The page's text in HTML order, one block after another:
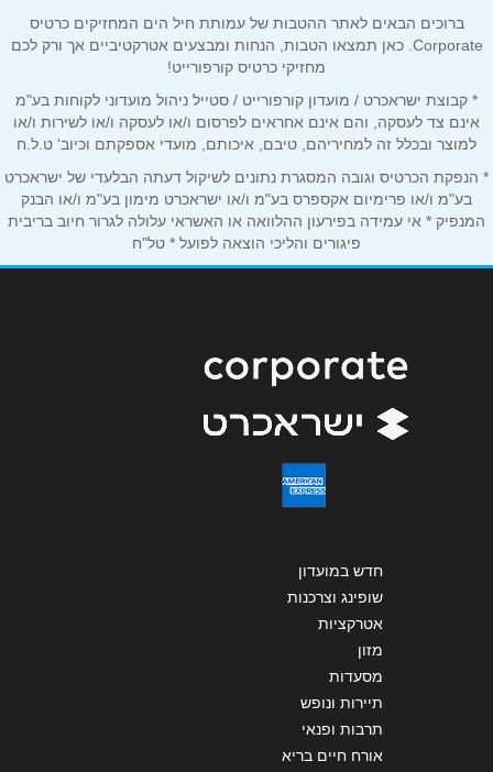
שם מלא*
נושא*
אנא חזרו אלי בקשר ל...
ברוכים הבאים לאתר ההטבות של עמותת חיל הים המחזיקים כרטיס
Corporate. כאן תמצאו הטבות, הנחות ומבצעים אטרקטיביים אך ורק לכם
מחזיקי כרטיס קורפורייט!
* קבוצת ישראכרט / מועדון קורפורייט / סטייל ניהול מועדוני לקוחות בע"מ
אינם צד לעסקה, והם אינם אחראים לפרסום ו/או לעסקה ו/או לשירות ו/או
למוצר ובכלל זה למחיריהם, טיבם, איכותם, מועדי אספקתם וכיוב' ט.ל.ח
* הנפקת הכרטיס וגובה המסגרת נתונים לשיקול דעתה הבלעדי של ישראכרט
בע"מ ו/או פרימיום אקספרס בע"מ ו/או ישראכרט מימון בע"מ ו/או הבנק
המנפיק * אי עמידה בפירעון ההלוואה או האשראי עלולה לגרור חיוב בריבית
פיגורים והליכי הוצאה לפועל * טל"ח
חדש במועדון
שופינג וצרכנות
אטרקציות
מזון
מסעדות
תיירות ונופש
תרבות ופנאי
אורח חיים בריא